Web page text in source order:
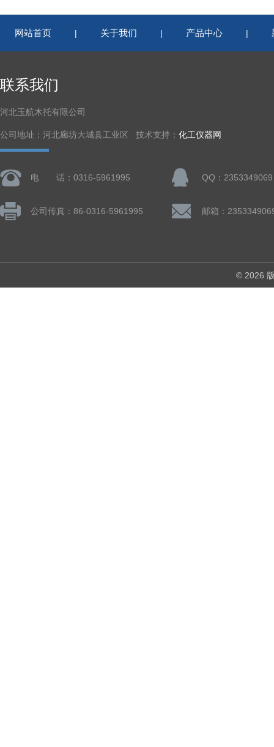
网站首页 | 关于我们 | 产品中心 |
联系我们
河北玉航木托有限公司
公司地址：河北廊坊大城县工业区 技术支持： 化工仪器网
电 话：0316-5961995 QQ：2353349069
公司传真：86-0316-5961995 邮箱：
© 2026